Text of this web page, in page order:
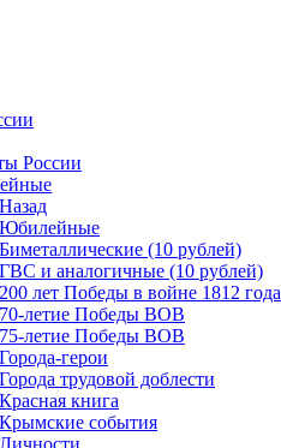
России
Назад
Юбилейные
Биметаллические (10 рублей)
ГВС и аналогичные (10 рублей)
200 лет Победы в войне 1812 года
70-летие Победы ВОВ
75-летие Победы ВОВ
Города-герои
Города трудовой доблести
Красная книга
Крымские события
Личности